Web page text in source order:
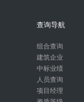
查询导航
组合查询
建筑企业
中标业绩
人员查询
项目经理